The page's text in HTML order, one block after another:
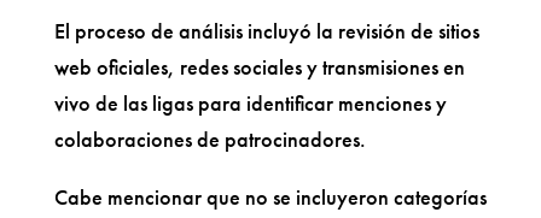
El proceso de análisis incluyó la revisión de sitios
web oficiales, redes sociales y transmisiones en
vivo de las ligas para identificar menciones y
colaboraciones de patrocinadores.
Cabe mencionar que no se incluyeron categorías